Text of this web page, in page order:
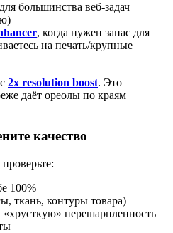
для большинства веб-задач
, когда нужен запас для
на печать/крупные
2x resolution boost. Это
даёт ореолы по краям
качество
100%
ткань, контуры товара)
перешарпленность